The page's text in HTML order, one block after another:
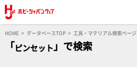
HOME データベースTOP 工具・マテリアル検索ページ
「ピンセット」で検索